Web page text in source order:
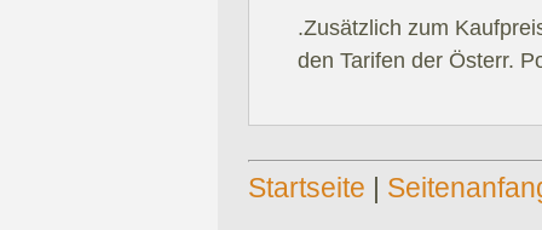
.Zusätzlich zum
den Tarifen der Österr.
Startseite |